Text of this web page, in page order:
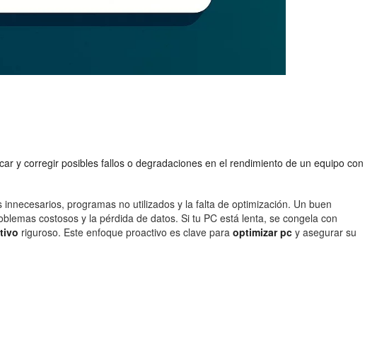
y corregir posibles fallos o degradaciones en el rendimiento de un equipo con
programas no utilizados y la falta de optimización. Un buen
costosos y la pérdida de datos. Si tu PC está lenta, se congela con
riguroso. Este enfoque proactivo es clave para optimizar pc y asegurar su